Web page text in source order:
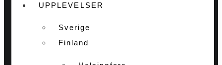
UPPLEVELSER
Sverige
Finland